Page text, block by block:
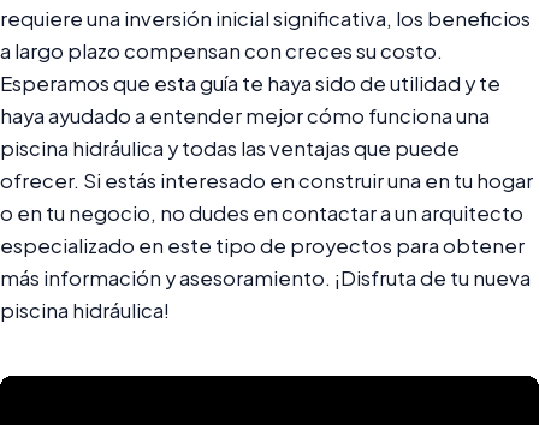
requiere una inversión inicial significativa, los beneficios
a largo plazo compensan con creces su costo.
Esperamos que esta guía te haya sido de utilidad y te
haya ayudado a entender mejor cómo funciona una
piscina hidráulica y todas las ventajas que puede
ofrecer. Si estás interesado en construir una en tu hogar
o en tu negocio, no dudes en contactar a un arquitecto
especializado en este tipo de proyectos para obtener
más información y asesoramiento. ¡Disfruta de tu nueva
piscina hidráulica!